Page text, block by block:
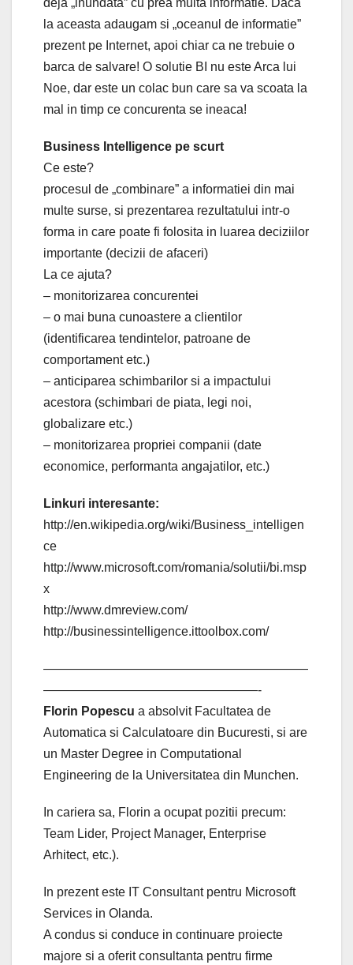
la aceasta adaugam si „oceanul de informatie”
prezent pe Internet, apoi chiar ca ne trebuie o
barca de salvare! O solutie BI nu este Arca lui
Noe, dar este un colac bun care sa va scoata la
mal in timp ce concurenta se ineaca!
Business Intelligence pe scurt
Ce este?
procesul de „combinare” a informatiei din mai
multe surse, si prezentarea rezultatului intr-o
forma in care poate fi folosita in luarea deciziilor
importante (decizii de afaceri)
La ce ajuta?
– monitorizarea concurentei
– o mai buna cunoastere a clientilor
(identificarea tendintelor, patroane de
comportament etc.)
– anticiparea schimbarilor si a impactului
acestora (schimbari de piata, legi noi,
globalizare etc.)
– monitorizarea propriei companii (date
economice, performanta angajatilor, etc.)
Linkuri interesante:
http://en.wikipedia.org/wiki/Business_intelligen
ce
http://www.microsoft.com/romania/solutii/bi.msp
x
http://www.dmreview.com/
http://businessintelligence.ittoolbox.com/
—————————————————————
—————————————————-
Florin Popescu a absolvit Facultatea de
Automatica si Calculatoare din Bucuresti, si are
un Master Degree in Computational
Engineering de la Universitatea din Munchen.
In cariera sa, Florin a ocupat pozitii precum:
Team Lider, Project Manager, Enterprise
Arhitect, etc.).
In prezent este IT Consultant pentru Microsoft
Services in Olanda.
A condus si conduce in continuare proiecte
majore si a oferit consultanta pentru firme